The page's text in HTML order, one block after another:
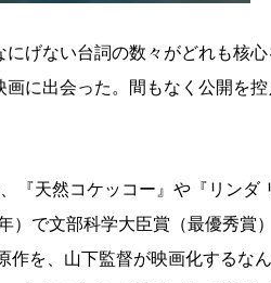
にげない台詞の数々がどれも核
に出会った。間もなく公開を控
『天然コケッコー』や『リンダ
）で文部科学大臣賞（最優秀賞
を、山下監督が映画化するな